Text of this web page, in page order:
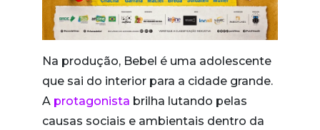
Na produção, Bebel é uma adolescente
que sai do interior para a cidade grande.
A protagonista brilha lutando pelas
causas sociais e ambientais dentro da